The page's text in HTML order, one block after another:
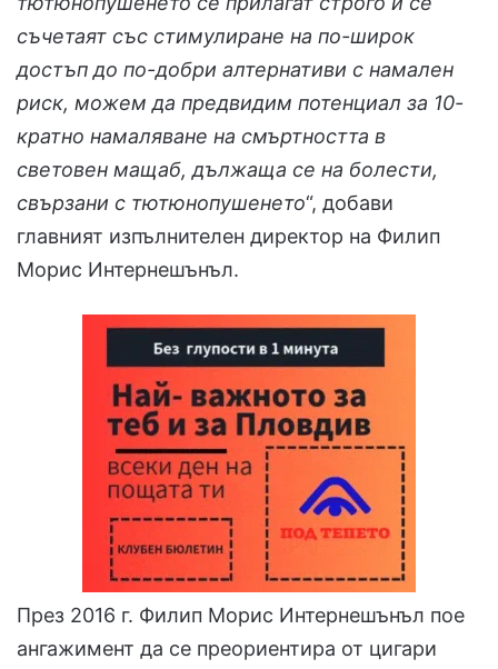
съчетаят със стимулиране на по-широк
достъп до по-добри алтернативи с намален
риск, можем да предвидим потенциал за 10-
кратно намаляване на смъртността в
световен мащаб,дължаща се на болести,
свързани с тютюнопушенето“, добави
главният изпълнителен директор на Филип
Морис Интернешънъл.
През 2016 г. Филип Морис Интернешънъл пое
ангажимент да се преориентира от цигари